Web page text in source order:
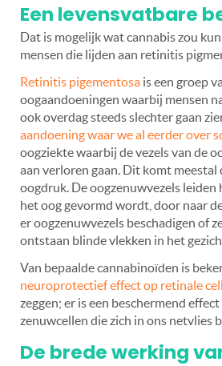
Een levensvatbare
Dat is mogelijk wat cannabis zou
mensen die lijden aan retinitis
Retinitis pigementosa is een groep
oogaandoeningen waarbij mensen
ook overdag steeds slechter gaan
aandoening waar we al eerder over
oogziekte waarbij de vezels van de
aan verloren gaan. Dit komt meestal
oogdruk. De oogzenuwvezels leiden
het oog gevormd wordt, door naar
er oogzenuwvezels beschadigen of
ontstaan blinde vlekken in het
Van bepaalde cannabinoïden is
neuroprotectief effect op retinale
zeggen; er is een beschermend
zenuwcellen die zich in ons netvlies
De brede werking